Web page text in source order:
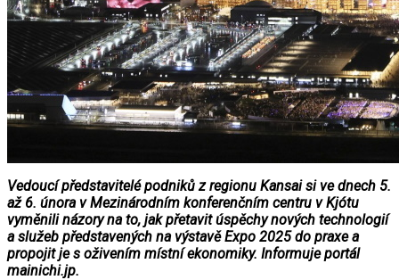
Vedoucí představitelé podniků z regionu Kansai si ve dnech 5.
až 6. února v Mezinárodním konferenčním centru v Kjótu
vyměnili názory na to, jak přetavit úspěchy nových technologií
a služeb představených na výstavě Expo 2025 do praxe a
propojit je s oživením místní ekonomiky. Informuje portál
mainichi.jp.